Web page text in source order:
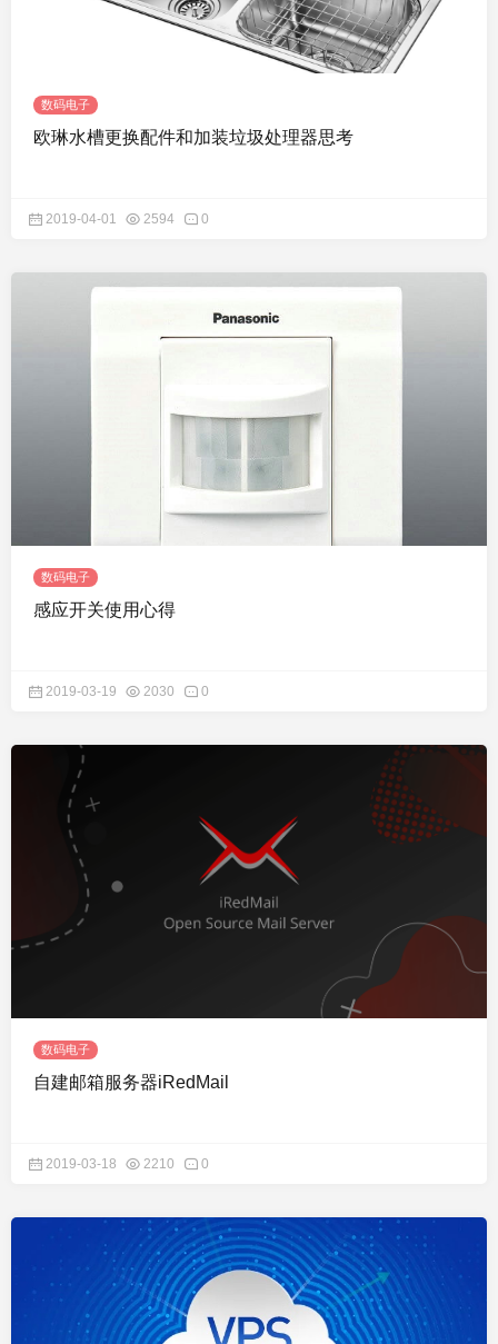
数码电子
欧琳水槽更换配件和加装垃圾处理器思考
2019-04-01 2594 0
数码电子
感应开关使用心得
2019-03-19 2030 0
数码电子
自建邮箱服务器iRedMail
2019-03-18 2210 0